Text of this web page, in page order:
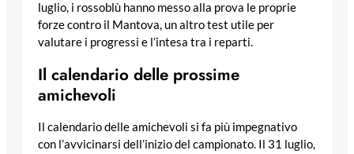
luglio, i rossoblù hanno messo alla prova le proprie
forze contro il Mantova, un altro test utile per
valutare i progressi e l’intesa tra i reparti.
Il calendario delle prossime
amichevoli
Il calendario delle amichevoli si fa più impegnativo
con l’avvicinarsi dell’inizio del campionato. Il 31 luglio,